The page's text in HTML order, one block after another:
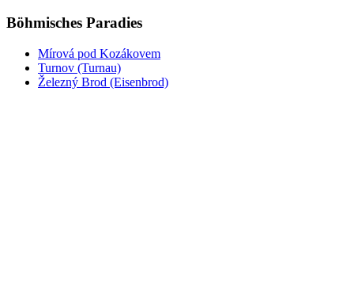
Böhmisches Paradies
Mírová pod Kozákovem
Turnov (Turnau)
Železný Brod (Eisenbrod)